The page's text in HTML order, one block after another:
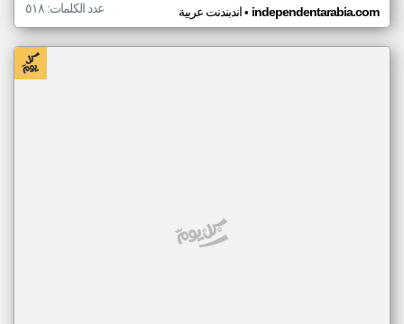
اندبندنت عربية• independentarabia.com عدد الكلمات: ٥١٨